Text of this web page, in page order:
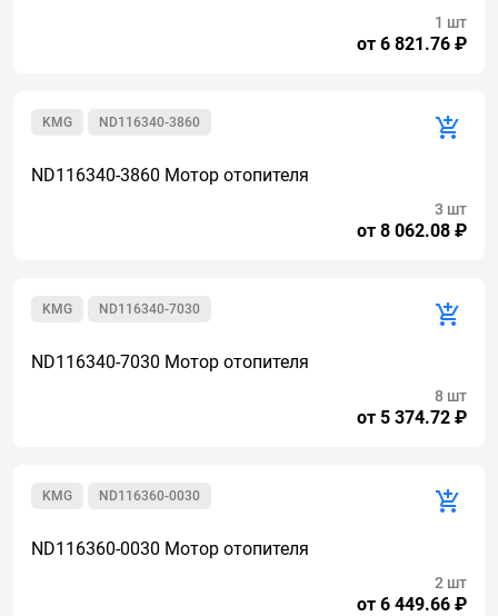
от 6 821.76 ₽
1 шт
ND116340-3860
KMG
ND116340-3860 Мотор отопителя
от 8 062.08 ₽
3 шт
ND116340-7030
KMG
ND116340-7030 Мотор отопителя
от 5 374.72 ₽
8 шт
ND116360-0030
KMG
ND116360-0030 Мотор отопителя
от 6 449.66 ₽
2 шт